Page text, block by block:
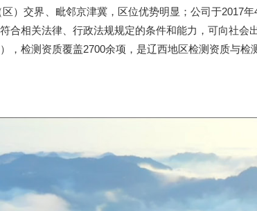
交界、毗邻京津冀，区位优势明显；公司于2017年
相关法律、行政法规规定的条件和能力，可向社会
测资质覆盖2700余项，是辽西地区检测资质与检